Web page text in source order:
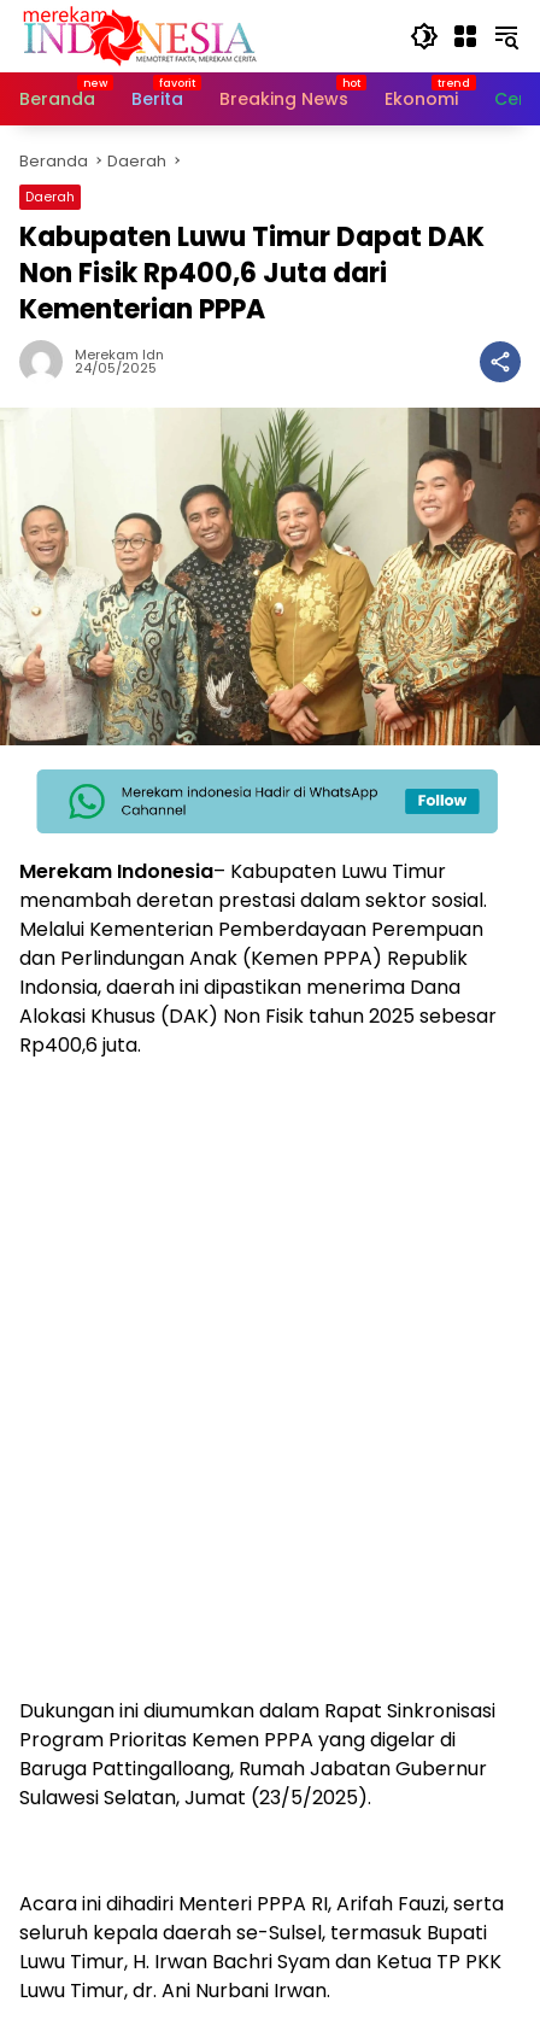
Langsung
Beranda
Berita Breaking News Ekonomi
Beranda Daerah
Daerah
Kabupaten Luwu Timur Dapat DAK
Non Fisik Rp400,6 Juta dari
Kementerian PPPA
Merekam Idn
24/05/2025
Merekam Indonesia– Kabupaten Luwu Timur
menambah deretan prestasi dalam sektor sosial.
Melalui Kementerian Pemberdayaan Perempuan
dan Perlindungan Anak (Kemen PPPA) Republik
Indonsia, daerah ini dipastikan menerima Dana
Alokasi Khusus (DAK) Non Fisik tahun 2025 sebesar
Rp400,6 juta.
Dukungan ini diumumkan dalam Rapat Sinkronisasi
Program Prioritas Kemen PPPA yang digelar di
Baruga Pattingalloang, Rumah Jabatan Gubernur
Sulawesi Selatan, Jumat (23/5/2025).
Acara ini dihadiri Menteri PPPA RI, Arifah Fauzi, serta
seluruh kepala daerah se-Sulsel, termasuk Bupati
Luwu Timur, H. Irwan Bachri Syam dan Ketua TP PKK
Luwu Timur, dr. Ani Nurbani Irwan.